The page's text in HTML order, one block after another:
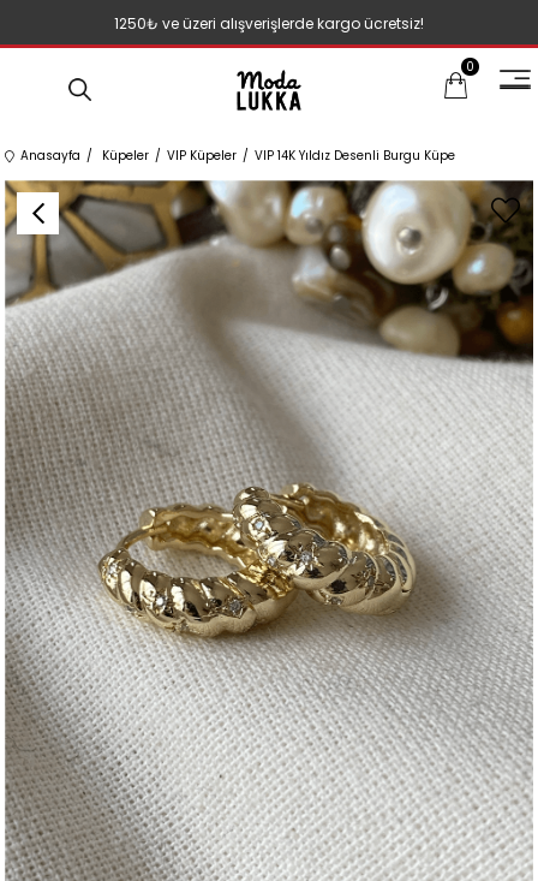
1250₺ ve üzeri alışverişlerde kargo ücretsiz!
0
Anasayfa Küpeler VIP Küpeler VIP 14K Yıldız Desenli Burgu Küpe